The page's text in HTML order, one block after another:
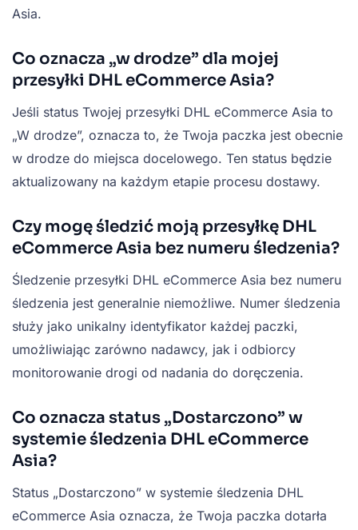
Asia.
Co oznacza „w drodze” dla mojej
przesyłki DHL eCommerce Asia?
Jeśli status Twojej przesyłki DHL eCommerce Asia to
„W drodze”, oznacza to, że Twoja paczka jest obecnie
w drodze do miejsca docelowego. Ten status będzie
aktualizowany na każdym etapie procesu dostawy.
Czy mogę śledzić moją przesyłkę DHL
eCommerce Asia bez numeru śledzenia?
Śledzenie przesyłki DHL eCommerce Asia bez numeru
śledzenia jest generalnie niemożliwe. Numer śledzenia
służy jako unikalny identyfikator każdej paczki,
umożliwiając zarówno nadawcy, jak i odbiorcy
monitorowanie drogi od nadania do doręczenia.
Co oznacza status „Dostarczono” w
systemie śledzenia DHL eCommerce
Asia?
Status „Dostarczono” w systemie śledzenia DHL
eCommerce Asia oznacza, że Twoja paczka dotarła